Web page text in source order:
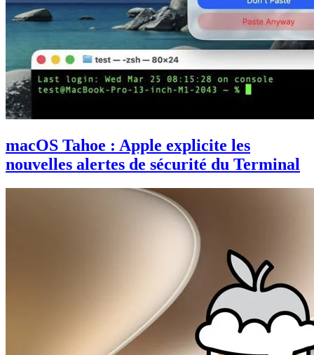
macOS Tahoe : Apple explicite les
nouvelles alertes de sécurité du Terminal